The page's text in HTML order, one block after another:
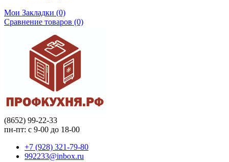
Мои Закладки (0)
Сравнение товаров (0)
(8652) 99-22-33
пн-пт: с 9-00 до 18-00
+7 (928) 321-79-80
992233@inbox.ru